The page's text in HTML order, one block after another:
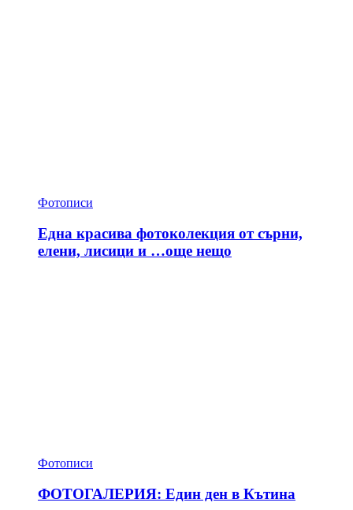
Фотописи
Една красива фотоколекция от сърни,
елени, лисици и …още нещо
Фотописи
ФОТОГАЛЕРИЯ: Един ден в Кътина